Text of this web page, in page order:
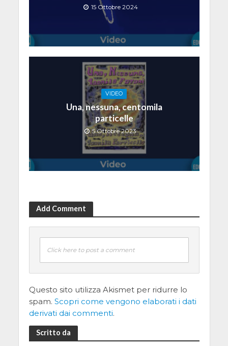
15 Ottobre 2024
VIDEO
Una, nessuna, centomila
particelle
5 Ottobre 2023
Add Comment
Click here to post a comment
Questo sito utilizza Akismet per ridurre lo
spam. Scopri come vengono elaborati i dati
derivati dai commenti.
Scritto da